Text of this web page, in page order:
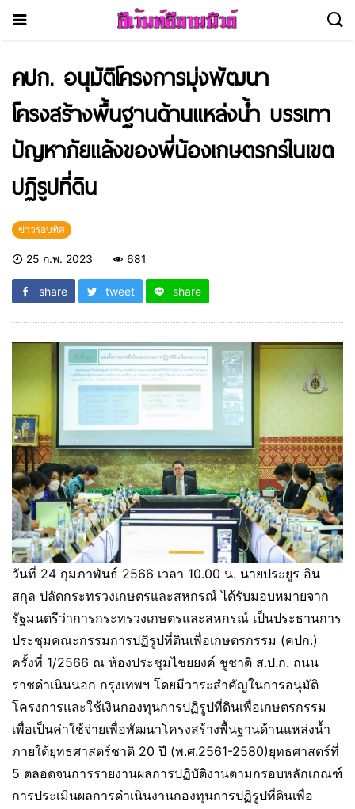
คปก. อนุมัติโครงการมุ่งพัฒนา
โครงสร้างพื้นฐานด้านแหล่งน้ำ บรรเทา
ปัญหาภัยแล้งของพี่น้องเกษตรกรในเขต
ปฏิรูปที่ดิน
ข่าวรอบทิศ
25 ก.พ. 2023 681
share tweet share
วันที่ 24 กุมภาพันธ์ 2566 เวลา 10.00 น. นายประยูร อิน
สกุล ปลัดกระทรวงเกษตรและสหกรณ์ ได้รับมอบหมายจาก
รัฐมนตรีว่าการกระทรวงเกษตรและสหกรณ์ เป็นประธานการ
ประชุมคณะกรรมการปฏิรูปที่ดินเพื่อเกษตรกรรม (คปก.)
ครั้งที่ 1/2566 ณ ห้องประชุมไชยยงค์ ชูชาติ ส.ป.ก. ถนน
ราชดำเนินนอก กรุงเทพฯ โดยมีวาระสำคัญในการอนุมัติ
โครงการและใช้เงินกองทุนการปฏิรูปที่ดินเพื่อเกษตรกรรม
เพื่อเป็นค่าใช้จ่ายเพื่อพัฒนาโครงสร้างพื้นฐานด้านแหล่งน้ำ
ภายใต้ยุทธศาสตร์ชาติ 20 ปี (พ.ศ.2561-2580)ยุทธศาสตร์ที่
5 ตลอดจนการรายงานผลการปฏิบัติงานตามกรอบหลักเกณฑ์
การประเมินผลการดำเนินงานกองทุนการปฏิรูปที่ดินเพื่อ